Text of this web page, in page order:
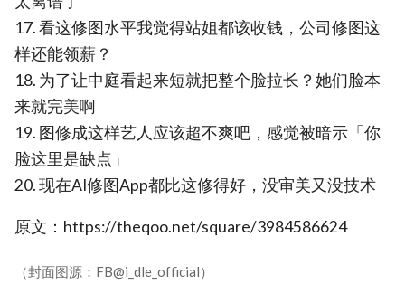
17. 看这修图水平我觉得站姐都该收钱，公司修图这
样还能领薪？
18. 为了让中庭看起来短就把整个脸拉长？她们脸本
来就完美啊
19. 图修成这样艺人应该超不爽吧，感觉被暗示「你
脸这里是缺点」
20. 现在AI修图App都比这修得好，没审美又没技术
原文：https://theqoo.net/square/3984586624
（封面图源：FB@i_dle_official）